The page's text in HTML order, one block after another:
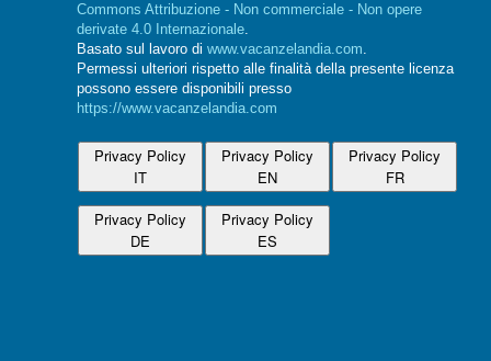
Commons Attribuzione - Non commerciale - Non opere
derivate 4.0 Internazionale.
Basato sul lavoro di www.vacanzelandia.com.
Permessi ulteriori rispetto alle finalità della presente licenza
possono essere disponibili presso
https://www.vacanzelandia.com
Privacy Policy
IT
Privacy Policy
EN
Privacy Policy
FR
Privacy Policy
DE
Privacy Policy
ES